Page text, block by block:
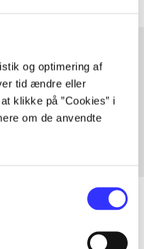
og optimering af
tid ændre eller
klikke på ”Cookies” i
om de anvendte